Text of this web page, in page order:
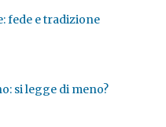
fede e tradizione
si legge di meno?